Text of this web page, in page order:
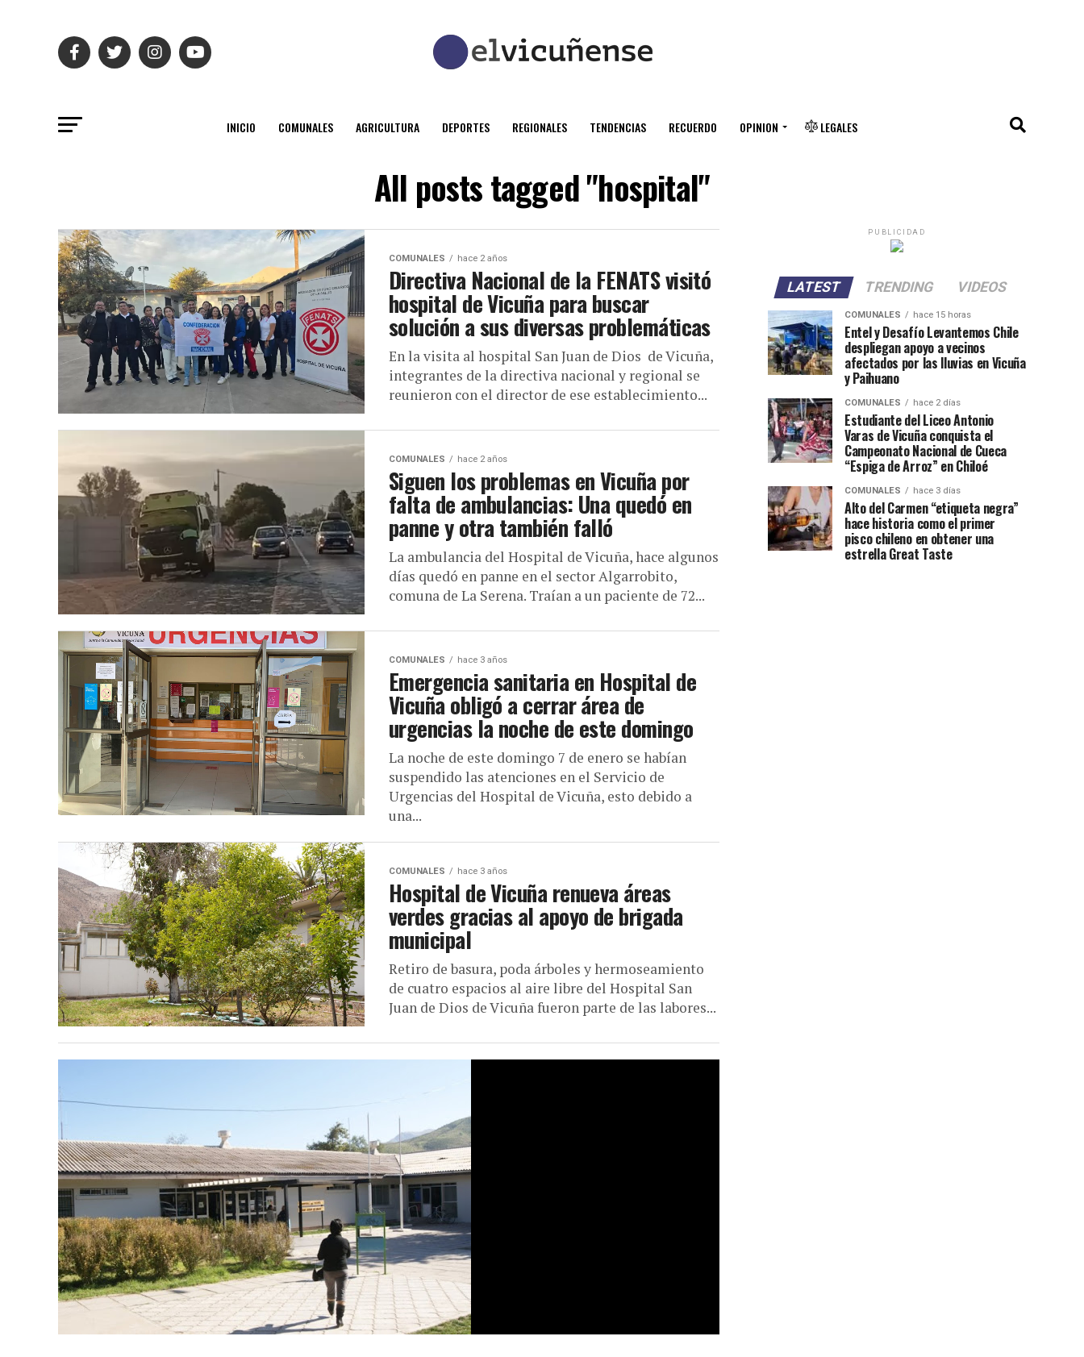
INICIO COMUNALES AGRICULTURA DEPORTES REGIONALES TENDENCIAS RECUERDO OPINION LEGALES
All posts tagged "hospital"
COMUNALES hace 2 años
Directiva Nacional de la FENATS visitó
hospital de Vicuña para buscar
solución a sus diversas problemáticas
En la visita al hospital San Juan de Dios de Vicuña,
integrantes de la directiva nacional y regional se
reunieron con el director de ese establecimiento...
COMUNALES hace 2 años
Siguen los problemas en Vicuña por
falta de ambulancias: Una quedó en
panne y otra también falló
La ambulancia del Hospital de Vicuña, hace algunos
días quedó en panne en el sector Algarrobito,
comuna de La Serena. Traían a un paciente de 72...
COMUNALES hace 3 años
Emergencia sanitaria en Hospital de
Vicuña obligó a cerrar área de
urgencias la noche de este domingo
La noche de este domingo 7 de enero se habían
suspendido las atenciones en el Servicio de
Urgencias del Hospital de Vicuña, esto debido a
una...
COMUNALES hace 3 años
Hospital de Vicuña renueva áreas
verdes gracias al apoyo de brigada
municipal
Retiro de basura, poda árboles y hermoseamiento
de cuatro espacios al aire libre del Hospital San
Juan de Dios de Vicuña fueron parte de las labores...
PUBLICIDAD
LATEST TRENDING VIDEOS
COMUNALES hace 15 horas
Entel y Desafío Levantemos Chile
despliegan apoyo a vecinos
afectados por las lluvias en Vicuña
y Paihuano
COMUNALES hace 2 días
Estudiante del Liceo Antonio
Varas de Vicuña conquista el
Campeonato Nacional de Cueca
“Espiga de Arroz” en Chiloé
COMUNALES hace 3 días
Alto del Carmen “etiqueta negra”
hace historia como el primer
pisco chileno en obtener una
estrella Great Taste